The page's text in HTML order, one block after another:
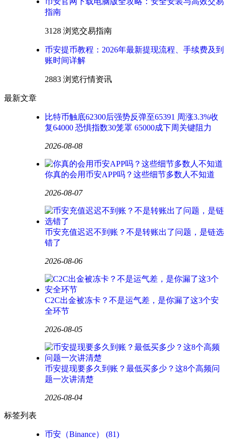
指南
3128 浏览交易指南
币安提币教程：2026年最新提现流程、手续费及到
账时间详解
2883 浏览行情资讯
最新文章
比特币触底62300后强势反弹至65391 周涨3.3%收
复64000 恐惧指数30笼罩 65000成下周关键阻力
2026-08-08
你真的会用币安APP吗？这些细节多数人不知道
2026-08-07
币安充值迟迟不到账？不是转账出了问题，是链选
错了
2026-08-06
C2C出金被冻卡？不是运气差，是你漏了这3个安
全环节
2026-08-05
币安提现要多久到账？最低买多少？这8个高频问
题一次讲清楚
2026-08-04
标签列表
币安（Binance）
(81)